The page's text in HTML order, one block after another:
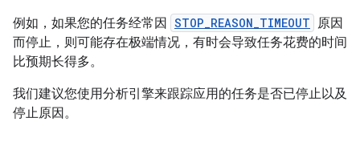
例如，如果您的任务经常因 STOP_REASON_TIMEOUT 原因
而停止，则可能存在极端情况，有时会导致任务花费的时间
比预期长得多。
我们建议您使用分析引擎来跟踪应用的任务是否已停止以及
停止原因。